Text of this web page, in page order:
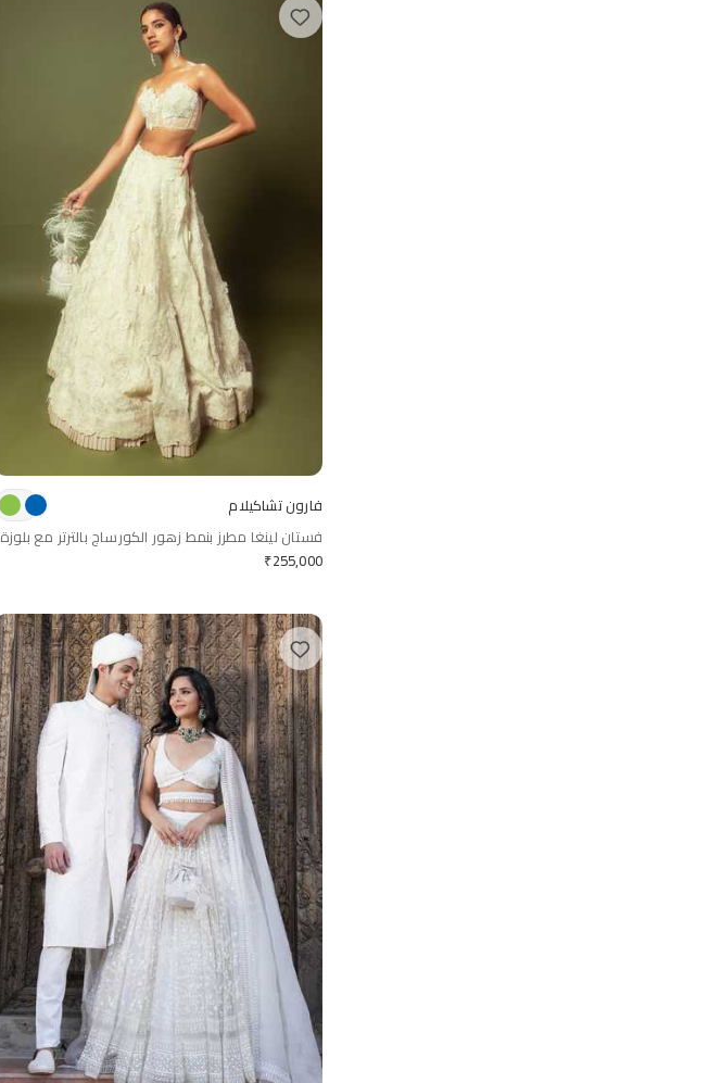
فارون تشاكيلام
فستان لينغا مطرز بنمط زهور الكورساج بالترتر مع بلوزة
₹255,000